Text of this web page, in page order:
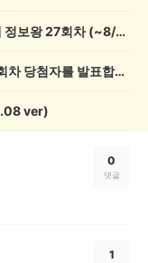
💸 전원 2,000캐시 지급! 우리 동네 정보왕 27회차 (~8/10)
💰[당첨자 발표] 우리 동네 썰전 12회차 당첨자를 발표합니다!
ver)
0
댓글
1